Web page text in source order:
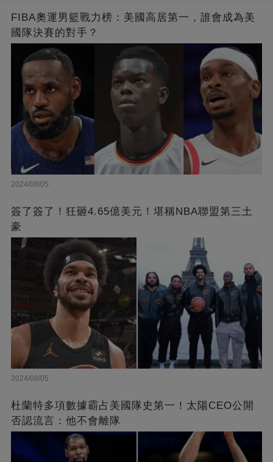
FIBA奧運男籃戰力榜：美國高居第一，誰會成為美
國隊決賽的對手？
2024/08/05
簽了簽了！狂砸4.65億美元！堪稱NBA聯盟第三土
豪
2024/08/05
杜蘭特多項數據霸占美國隊史第一！太陽CEO公開
否認流言：他不會離隊